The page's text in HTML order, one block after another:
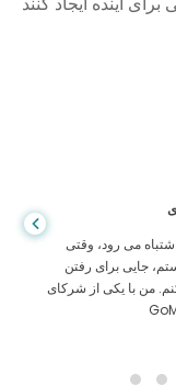
می رود، وقتی
جایی برای رفتن
من با یکی از شرکای